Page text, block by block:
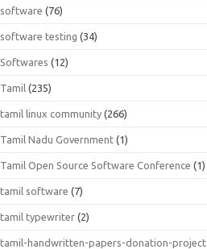
software (76)
software testing (34)
Softwares (12)
Tamil (235)
tamil linux community (266)
Tamil Nadu Government (1)
Tamil Open Source Software Conference (1)
tamil software (7)
tamil typewriter (2)
tamil-handwritten-papers-donation-project